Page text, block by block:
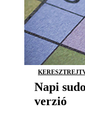
Napi
verzió